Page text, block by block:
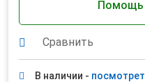
Помощь
Сравнить
В наличии -